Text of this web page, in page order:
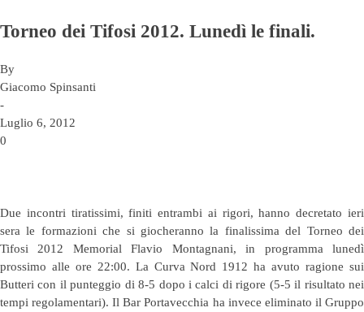
Torneo dei Tifosi 2012. Lunedì le finali.
By
Giacomo Spinsanti
-
Luglio 6, 2012
0
Due incontri tiratissimi, finiti entrambi ai rigori, hanno decretato ieri
sera le formazioni che si giocheranno la finalissima del Torneo dei
Tifosi 2012 Memorial Flavio Montagnani, in programma lunedì
prossimo alle ore 22:00. La Curva Nord 1912 ha avuto ragione sui
Butteri con il punteggio di 8-5 dopo i calci di rigore (5-5 il risultato nei
tempi regolamentari). Il Bar Portavecchia ha invece eliminato il Gruppo